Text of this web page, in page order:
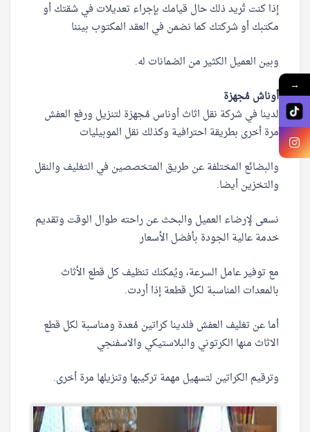
إذا كنت تُريد ذلك حال قيامك بإجراء تعديلات في شقتك أو
مكتبك أو شركتك كما نضمن في العقد المكتوب بيننا
وبين العميل الكثير من الضمانات له.
أوناش مُجهزة
لدينا في شركة نقل اثاث أوناس مُجهزة لتنزيل ورفع العفش
مرة أخرى بطريقة احترافية وكذلك نقل الموبيليات
والبضائع المختلفة عن طريق المتخصصين في التغليف والنقل
والتخزين أيضا.
نسعى لإرضاء العميل والبحث عن راحته طوال الوقت وتقديم
خدمة عالية الجودة بأفضل الأسعار
مع توفير عامل السرعة، ويُمكنك تنظيف كل قطع الأثاث
بالمعدات المناسبة لكل قطعة إذا أردت.
أما عن تغليف العفش فلدينا كراتين مُعدة ومناسبة لكل قطع
الاثاث منها الكرتوني والبلاستيكي والاسفنجي
وترقيم الكراتين لتسهيل مهمة تركيبها وتنزيلها مرة أخرى.
→